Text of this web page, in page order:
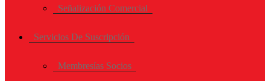
Señalización Comercial
Servicios De Suscripción
Membresías Socios